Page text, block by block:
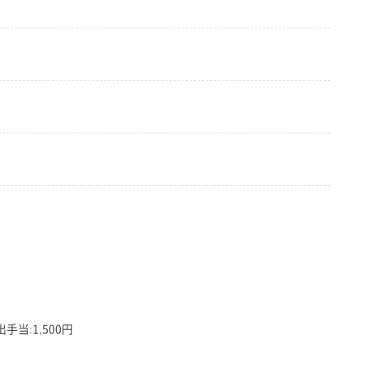
手当:1,500円